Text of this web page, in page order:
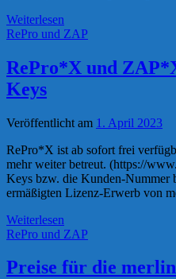
Weiterlesen
RePro und ZAP
RePro*X und
Keys
Veröffentlicht am 1. April 2023
RePro*X ist ab sofort frei
mehr weiter betreut. (https://
Keys bzw. die Kunden-Nummer
ermäßigten Lizenz-Erwerb von
Weiterlesen
RePro und ZAP
Preise für die